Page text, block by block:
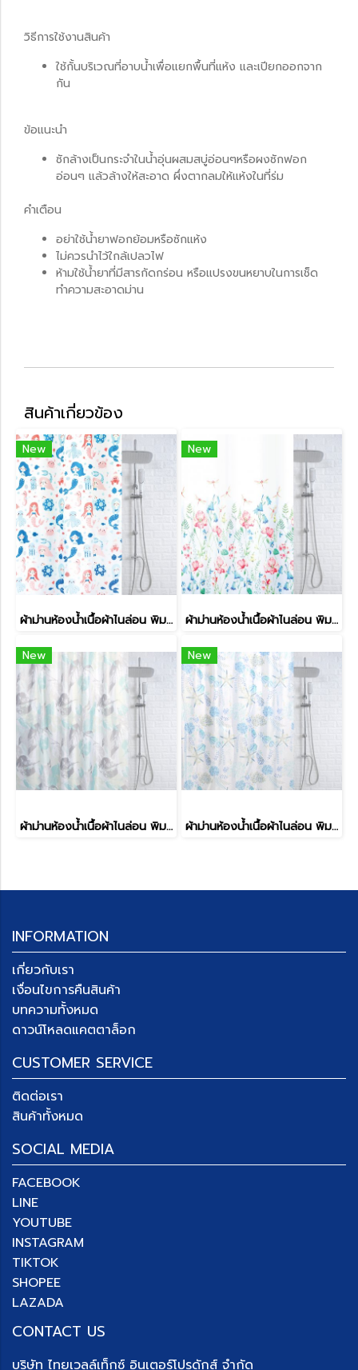
วิธีการใช้งานสินค้า
ใช้กั้นบริเวณที่อาบน้ำเพื่อแยกพื้นที่แห้ง และเปียกออกจาก
กัน
ข้อแนะนำ
ซักล้างเป็นกระจำในน้ำอุ่นผสมสบู่อ่อนๆหรือผงซักฟอก
อ่อนๆ แล้วล้างให้สะอาด ผึ่งตากลมให้แห้งในที่ร่ม
คำเตือน
อย่าใช้น้ำยาฟอกย้อมหรือซักแห้ง
ไม่ควรนำไว้ใกล้เปลวไฟ
ห้ามใช้น้ำยาที่มีสารกัดกร่อน หรือแปรงขนหยาบในการเช็ด
ทำความสะอาดม่าน
สินค้าเกี่ยวข้อง
New
ผ้าม่านห้องน้ำเนื้อผ้าไนล่อน พิมพ์ลาย รุ่น SPATEX DESIGN
New
ผ้าม่านห้องน้ำเนื้อผ้าไนล่อน พิมพ์ลาย รุ่น SPATEX DESIGN
New
ผ้าม่านห้องน้ำเนื้อผ้าไนล่อน พิมพ์ลาย รุ่น SPATEX DESIGN
New
ผ้าม่านห้องน้ำเนื้อผ้าไนล่อน พิมพ์ลาย รุ่น SPATEX DESIGN
INFORMATION
เกี่ยวกับเรา
เงื่อนไขการคืนสินค้า
บทความทั้งหมด
ดาวน์โหลดแคตตาล็อก
CUSTOMER SERVICE
ติดต่อเรา
สินค้าทั้งหมด
SOCIAL MEDIA
FACEBOOK
LINE
YOUTUBE
INSTAGRAM
TIKTOK
SHOPEE
LAZADA
CONTACT US
บริษัท ไทยเวลล์เท็กซ์ อินเตอร์โปรดักส์ จำกัด